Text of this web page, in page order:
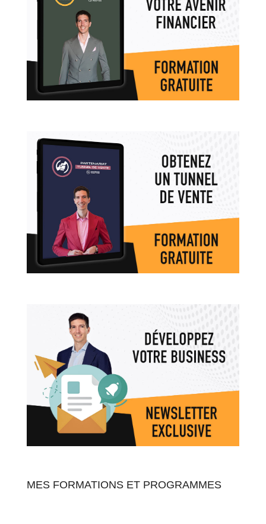
MES FORMATIONS ET PROGRAMMES